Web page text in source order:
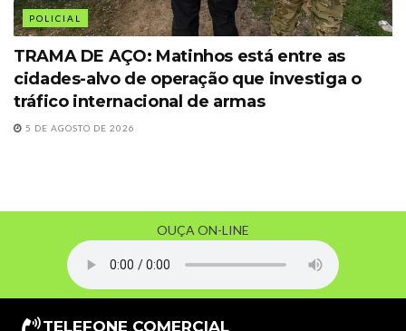
POLICIAL
TRAMA DE AÇO: Matinhos está entre as
cidades-alvo de operação que investiga o
tráfico internacional de armas
5 DE AGOSTO DE 2026
OUÇA ON-LINE
TELEFONE COMERCIAL